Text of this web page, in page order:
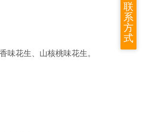
味花生、山核桃味花生。
联
系
方
式